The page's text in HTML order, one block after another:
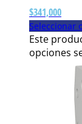
$341,000
Seleccionar
Este
opciones